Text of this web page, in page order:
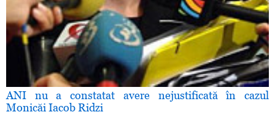
ANI nu a constatat avere nejustificată în cazul
Monicăi Iacob Ridzi